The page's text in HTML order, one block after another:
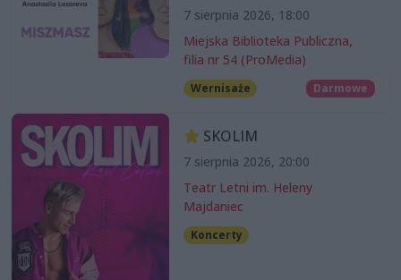
7 sierpnia 2026, 18:00
Miejska Biblioteka Publiczna,
filia nr 54 (ProMedia)
Wernisaże Darmowe
SKOLIM
7 sierpnia 2026, 20:00
Teatr Letni im. Heleny
Majdaniec
Koncerty